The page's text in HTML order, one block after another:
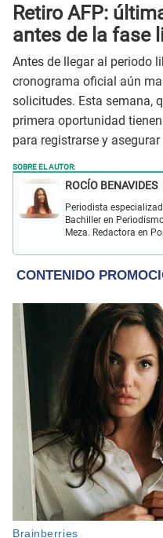
Retiro AFP:
antes de la fase
Antes de llegar al periodo
cronograma oficial aún
solicitudes. Esta semana,
primera oportunidad
para registrarse y
SOBRE EL AUTOR:
ROCÍO BENAVIDES
Periodista
Bachiller en
Meza. Redactora en
virales en tendencia y